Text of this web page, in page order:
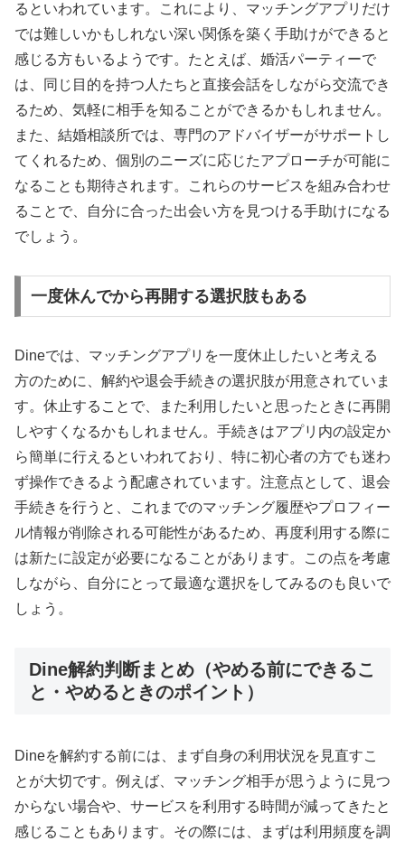
るといわれています。これにより、マッチングアプリだけ
では難しいかもしれない深い関係を築く手助けができると
感じる方もいるようです。たとえば、婚活パーティーで
は、同じ目的を持つ人たちと直接会話をしながら交流でき
るため、気軽に相手を知ることができるかもしれません。
また、結婚相談所では、専門のアドバイザーがサポートし
てくれるため、個別のニーズに応じたアプローチが可能に
なることも期待されます。これらのサービスを組み合わせ
ることで、自分に合った出会い方を見つける手助けになる
でしょう。
一度休んでから再開する選択肢もある
Dineでは、マッチングアプリを一度休止したいと考える
方のために、解約や退会手続きの選択肢が用意されていま
す。休止することで、また利用したいと思ったときに再開
しやすくなるかもしれません。手続きはアプリ内の設定か
ら簡単に行えるといわれており、特に初心者の方でも迷わ
ず操作できるよう配慮されています。注意点として、退会
手続きを行うと、これまでのマッチング履歴やプロフィー
ル情報が削除される可能性があるため、再度利用する際に
は新たに設定が必要になることがあります。この点を考慮
しながら、自分にとって最適な選択をしてみるのも良いで
しょう。
Dine解約判断まとめ（やめる前にできるこ
と・やめるときのポイント）
Dineを解約する前には、まず自身の利用状況を見直すこ
とが大切です。例えば、マッチング相手が思うように見つ
からない場合や、サービスを利用する時間が減ってきたと
感じることもあります。その際には、まずは利用頻度を調